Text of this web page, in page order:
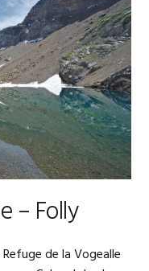
– Folly
de la Vogealle